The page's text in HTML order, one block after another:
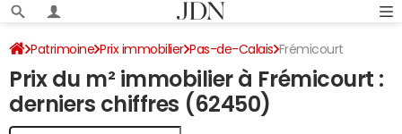
Patrimoine Prix immobilier Pas-de-Calais Frémicourt
Prix du m² immobilier à Frémicourt :
derniers chiffres (62450)